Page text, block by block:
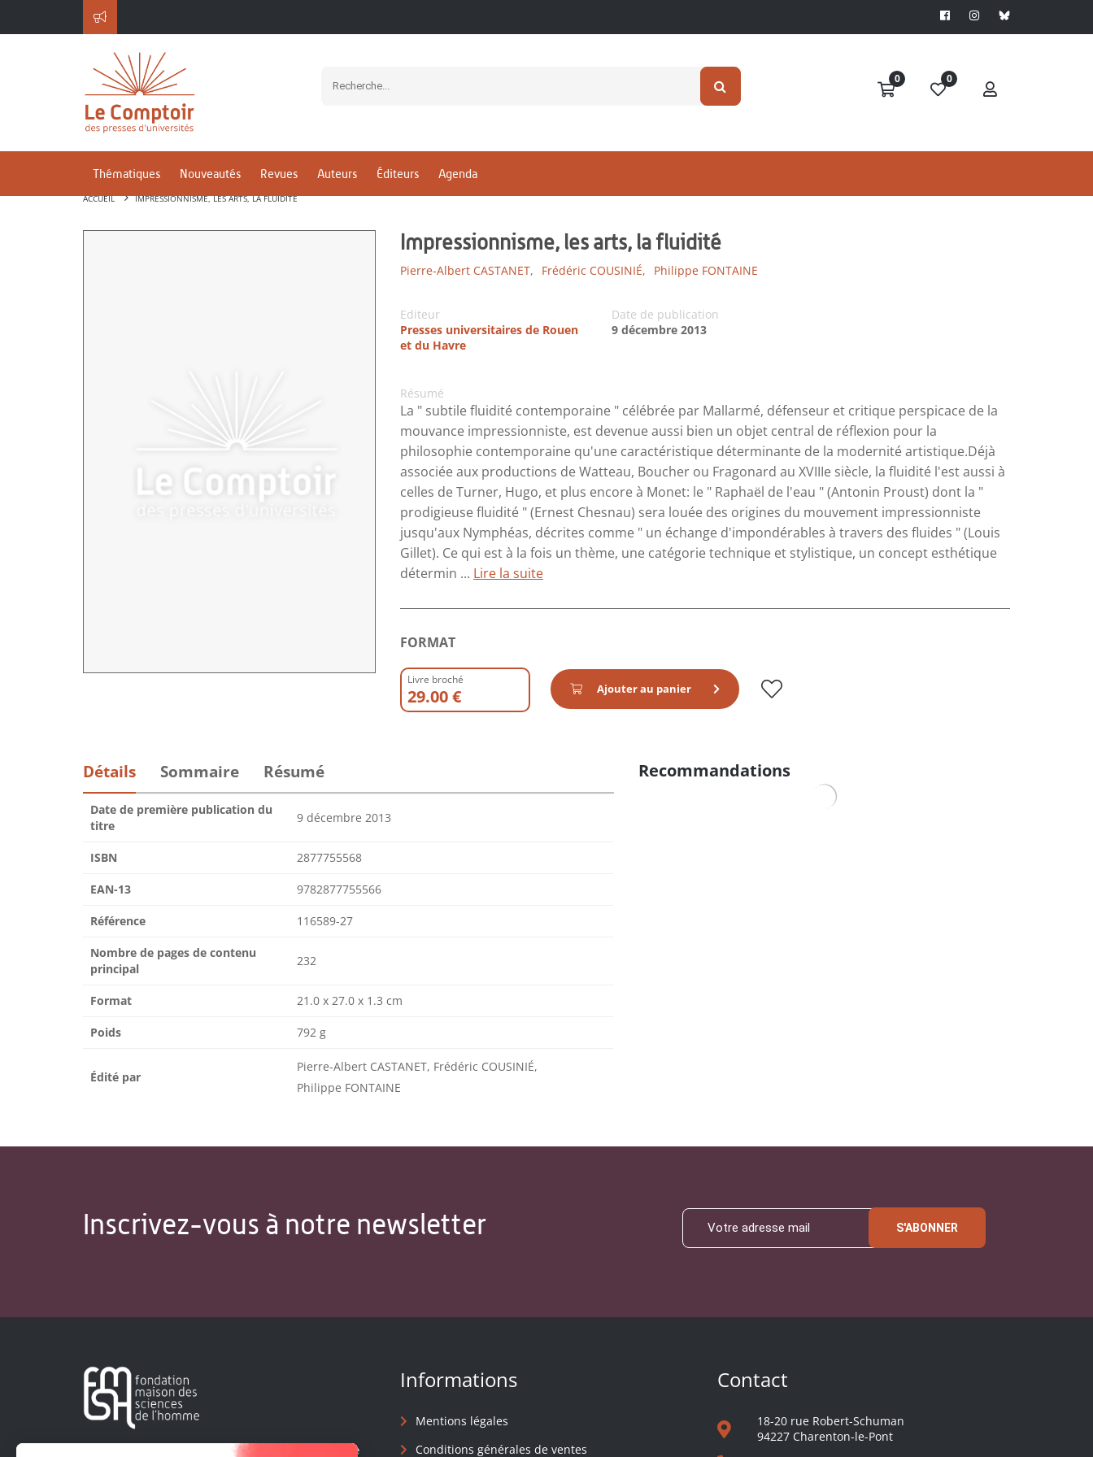
0 0
Thématiques Nouveautés Revues Auteurs Éditeurs Agenda
ACCUEIL IMPRESSIONNISME, LES ARTS, LA FLUIDITÉ
Impressionnisme, les arts, la fluidité
Pierre-Albert CASTANET, Frédéric COUSINIÉ, Philippe FONTAINE
Editeur
Presses universitaires de Rouen
et du Havre
Date de publication
9 décembre 2013
Résumé
La " subtile fluidité contemporaine " célébrée par Mallarmé, défenseur et critique perspicace de la
mouvance impressionniste, est devenue aussi bien un objet central de réflexion pour la
philosophie contemporaine qu'une caractéristique déterminante de la modernité artistique.Déjà
associée aux productions de Watteau, Boucher ou Fragonard au XVIIIe siècle, la fluidité l'est aussi à
celles de Turner, Hugo, et plus encore à Monet: le " Raphaël de l'eau " (Antonin Proust) dont la "
prodigieuse fluidité " (Ernest Chesnau) sera louée des origines du mouvement impressionniste
jusqu'aux Nymphéas, décrites comme " un échange d'impondérables à travers des fluides " (Louis
Gillet). Ce qui est à la fois un thème, une catégorie technique et stylistique, un concept esthétique
détermin ... Lire la suite
FORMAT
Livre broché
29.00 € Ajouter au panier
Détails Sommaire Résumé
Date de première publication du
titre
9 décembre 2013
ISBN 2877755568
EAN-13 9782877755566
Référence 116589-27
Nombre de pages de contenu
principal
232
Format 21.0 x 27.0 x 1.3 cm
Poids 792 g
Édité par
Pierre-Albert CASTANET, Frédéric COUSINIÉ,
Philippe FONTAINE
Recommandations
Inscrivez-vous à notre newsletter S'ABONNER
Créée en 1963, la Fondation Maison Sciences de l'Homme
Informations
Mentions légales
Conditions générales de ventes
Contact
18-20 rue Robert-Schuman
94227 Charenton-le-Pont